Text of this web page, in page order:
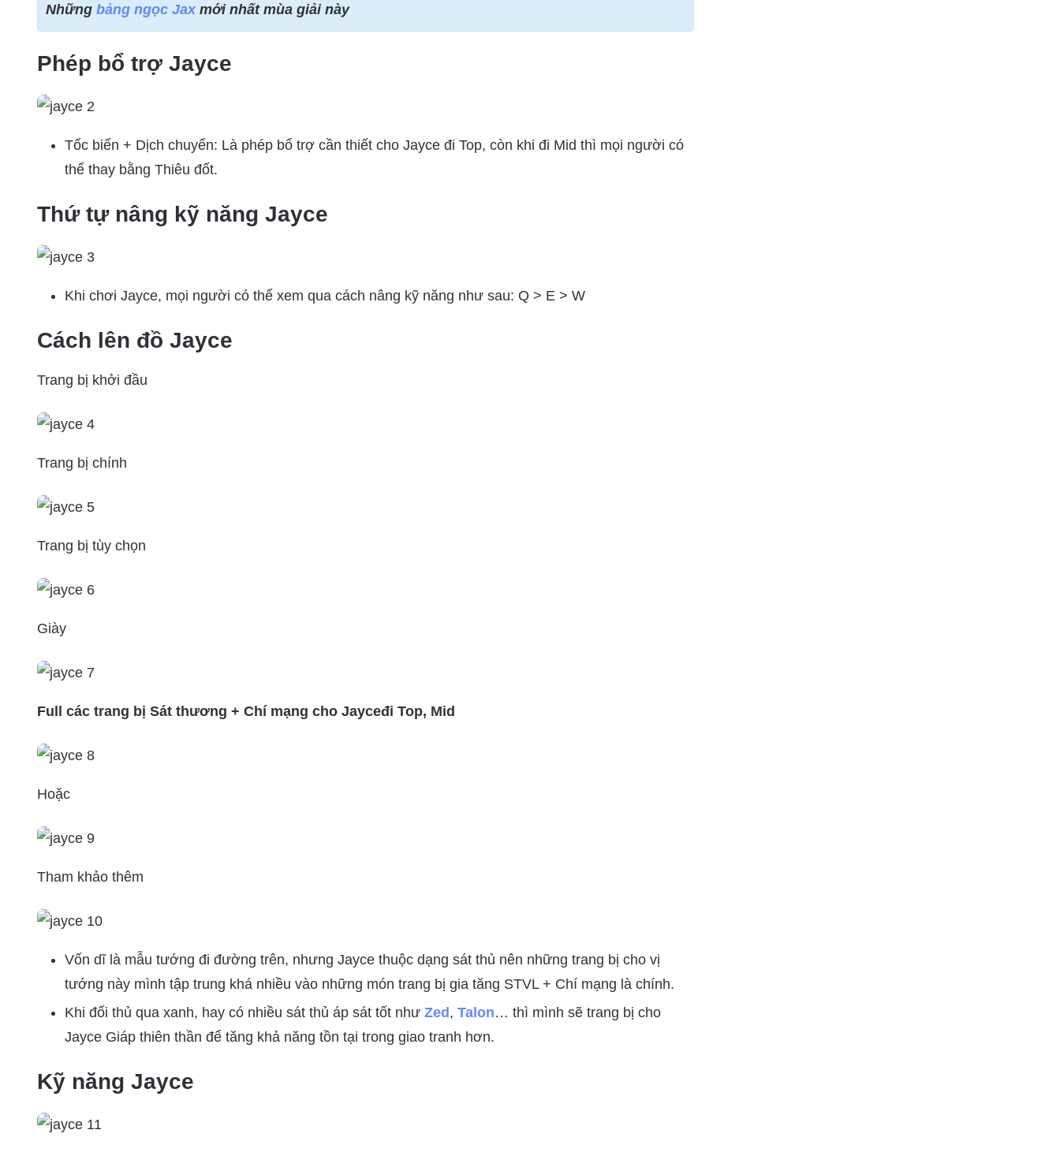
Những bảng ngọc Jaxmới nhất mùa giải này
Phép bổ trợ Jayce
Tốc biến + Dịch chuyển: Là phép bổ trợ cần thiết cho Jayce đi Top, còn khi đi Mid thì mọi người có
thể thay bằng Thiêu đốt.
Thứ tự nâng kỹ năng Jayce
Khi chơi Jayce, mọi người có thể xem qua cách nâng kỹ năng như sau: Q > E > W
Cách lên đồ Jayce
Trang bị khởi đầu
Trang bị chính
Trang bị tùy chọn
Giày
Full các trang bị Sát thương + Chí mạng cho Jayceđi Top, Mid
Hoặc
Tham khảo thêm
Vốn dĩ là mẫu tướng đi đường trên, nhưng Jayce thuộc dạng sát thủ nên những trang bị cho vị
tướng này mình tập trung khá nhiều vào những món trang bị gia tăng STVL + Chí mạng là chính.
Khi đối thủ qua xanh, hay có nhiều sát thủ áp sát tốt như Zed , Talon… thì mình sẽ trang bị cho
Jayce Giáp thiên thần để tăng khả năng tồn tại trong giao tranh hơn.
Kỹ năng Jayce